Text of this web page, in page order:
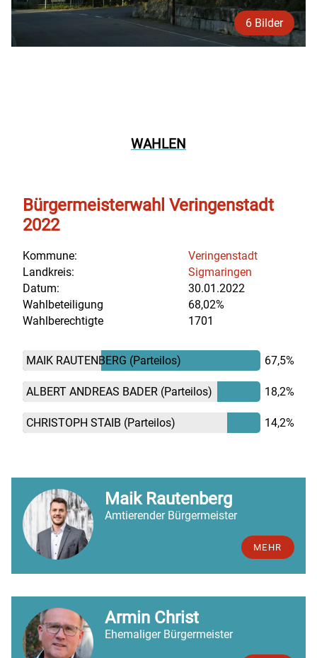
6 Bilder
WAHLEN
Maik Rautenberg
Amtierender Bürgermeister
MEHR
Armin Christ
Ehemaliger Bürgermeister
Bürgermeisterwahl Veringenstadt
2022
Kommune:
Veringenstadt
Landkreis:
Sigmaringen
Datum:
30.01.2022
Wahlbeteiligung
68,02%
Wahlberechtigte
1701
MAIK RAUTENBERG (Parteilos) 67,5%
ALBERT ANDREAS BADER (Parteilos) 18,2%
CHRISTOPH STAIB (Parteilos) 14,2%